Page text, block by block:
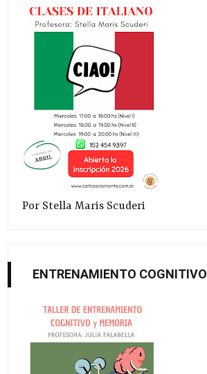
Por Stella Maris Scuderi
ENTRENAMIENTO